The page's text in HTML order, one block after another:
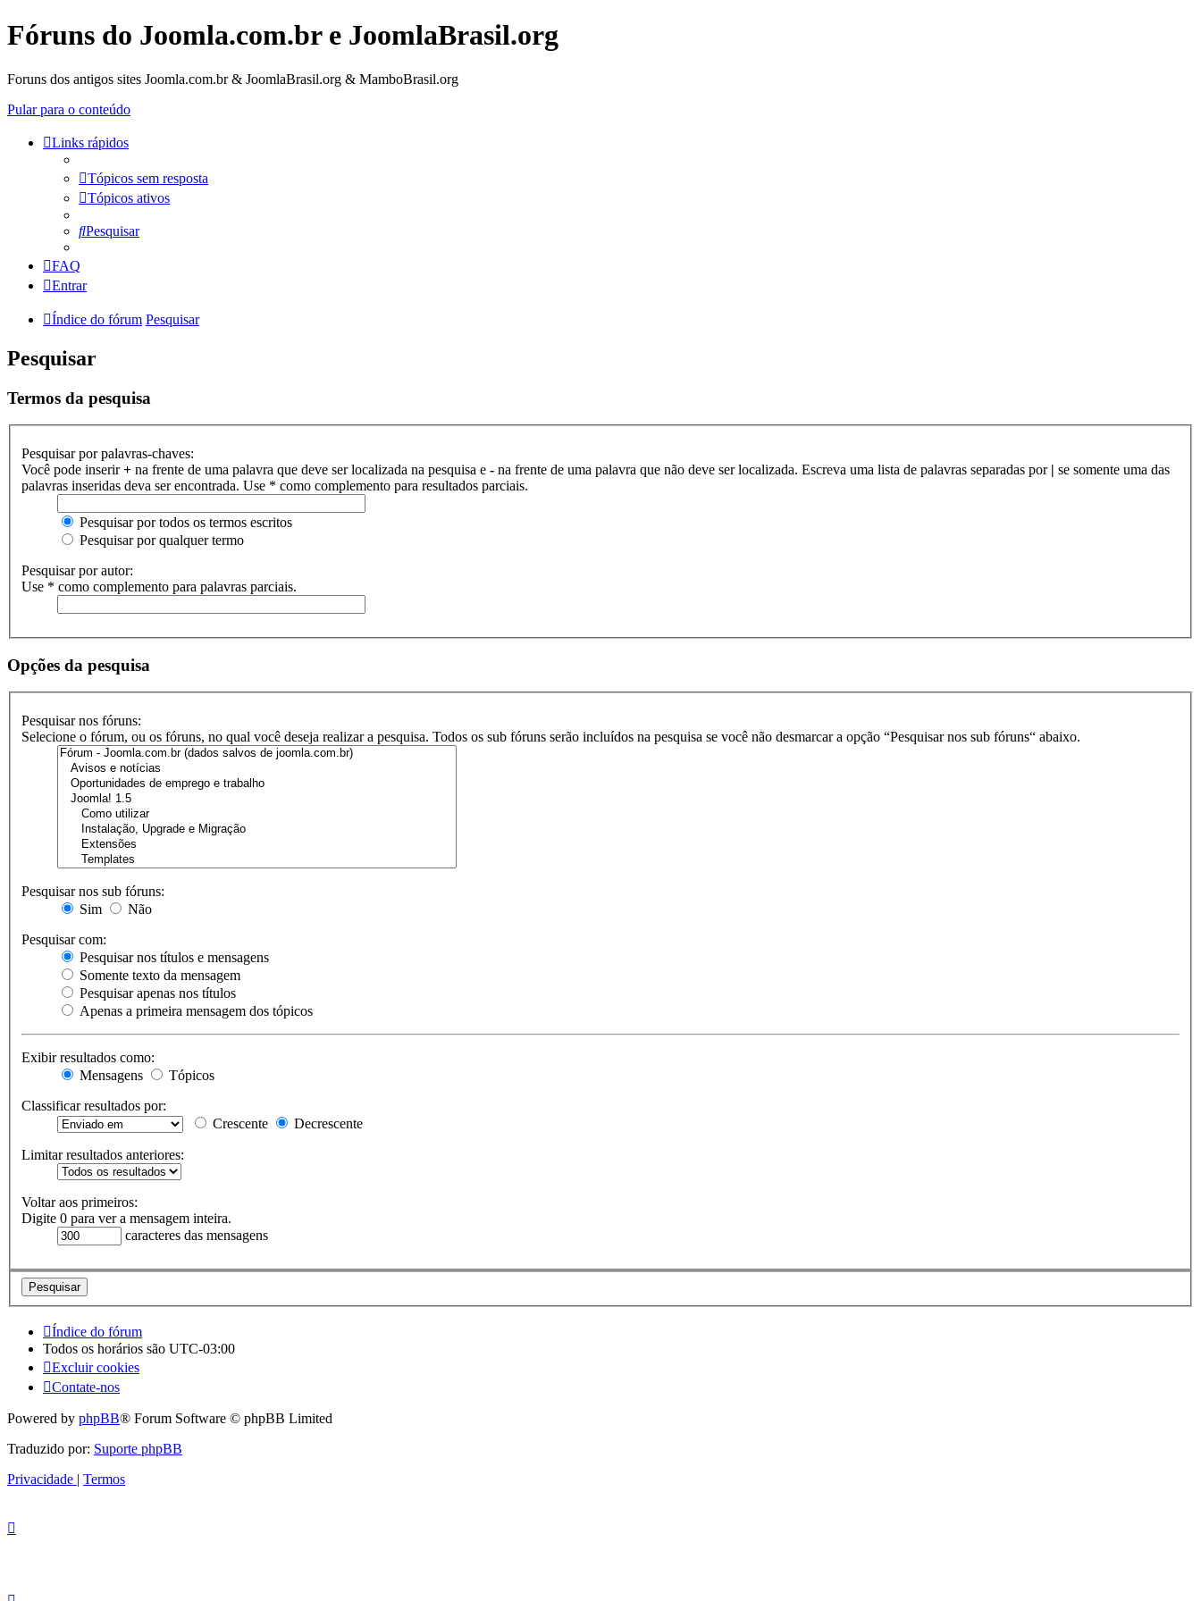
Fóruns do Joomla.com.br e JoomlaBrasil.org
Foruns dos antigos sites Joomla.com.br & JoomlaBrasil.org & MamboBrasil.org
Pular para o conteúdo
Links rápidos
Tópicos sem resposta
Tópicos ativos
Pesquisar
FAQ
Entrar
Índice do fórum Pesquisar
Pesquisar
Termos da pesquisa
Pesquisar por palavras-chaves:
Você pode inserir+ na frente de uma palavra que deve ser localizada na pesquisa e - na frente de uma palavra que não deve ser localizada. Escreva uma lista de palavras separadas por | se somente uma das
palavras inseridas deva ser encontrada. Use * como complemento para resultados parciais.
Pesquisar por todos os termos escritos
Pesquisar por qualquer termo
Pesquisar por autor:
Use * como complemento para palavras parciais.
Opções da pesquisa
Pesquisar nos fóruns:
Selecione o fórum, ou os fóruns, no qual você deseja realizar a pesquisa. Todos os sub fóruns serão incluídos na pesquisa se você não desmarcar a opção “Pesquisar nos sub fóruns“ abaixo.
Pesquisar nos sub fóruns:
Sim
Não
Pesquisar com:
Pesquisar nos títulos e mensagens
Somente texto da mensagem
Pesquisar apenas nos títulos
Apenas a primeira mensagem dos tópicos
Exibir resultados como:
Mensagens
Tópicos
Classificar resultados por:
Crescente
Decrescente
Limitar resultados anteriores:
Voltar aos primeiros:
Digite 0 para ver a mensagem inteira.
caracteres das mensagens
Índice do fórum
Todos os horários são UTC-03:00
Excluir cookies
Contate-nos
Powered by phpBB® Forum Software © phpBB Limited
Traduzido por: Suporte phpBB
Privacidade | Termos